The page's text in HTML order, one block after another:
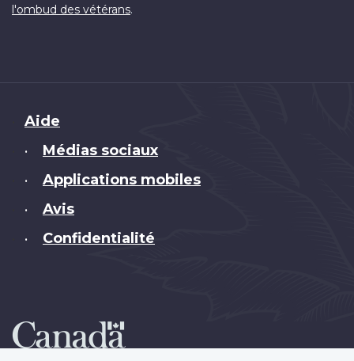
l'ombud des vétérans.
Brand
Aide
• Médias sociaux
• Applications mobiles
• Avis
• Confidentialité